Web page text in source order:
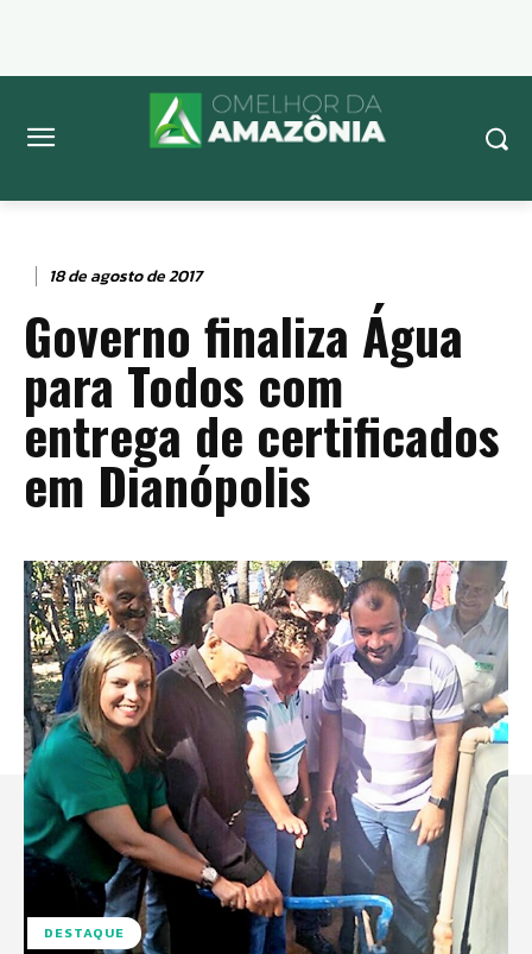
18 de agosto de 2017
Governo finaliza Água
para Todos com
entrega de certificados
em Dianópolis
DESTAQUE